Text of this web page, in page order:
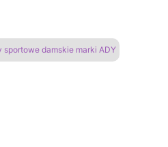
sportowe damskie marki ADY